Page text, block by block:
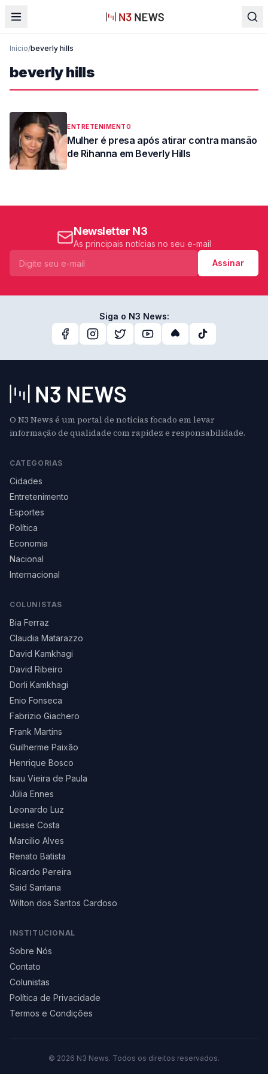
Início/beverly hills
beverly hills
ENTRETENIMENTO
Mulher é presa após atirar contra mansão
de Rihanna em Beverly Hills
Newsletter N3
As principais notícias no seu e-mail
Assinar
Siga o N3 News:
O N3 News é um portal de notícias focado em levar
informação de qualidade com rapidez e responsabilidade.
CATEGORIAS
Cidades
Entretenimento
Esportes
Política
Economia
Nacional
Internacional
COLUNISTAS
Bia Ferraz
Claudia Matarazzo
David Kamkhagi
David Ribeiro
Dorli Kamkhagi
Enio Fonseca
Fabrizio Giachero
Frank Martins
Guilherme Paixão
Henrique Bosco
Isau Vieira de Paula
Júlia Ennes
Leonardo Luz
Liesse Costa
Marcilio Alves
Renato Batista
Ricardo Pereira
Said Santana
Wilton dos Santos Cardoso
INSTITUCIONAL
Sobre Nós
Contato
Colunistas
Política de Privacidade
Termos e Condições
© 2026 N3 News. Todos os direitos reservados.